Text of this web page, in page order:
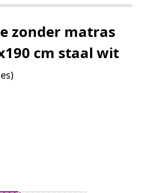
zonder matras
cm staal wit